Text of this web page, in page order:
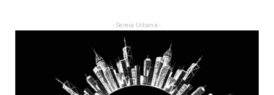
- Sereia Urbana -